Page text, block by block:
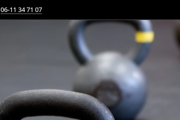
06-11 34 71 07